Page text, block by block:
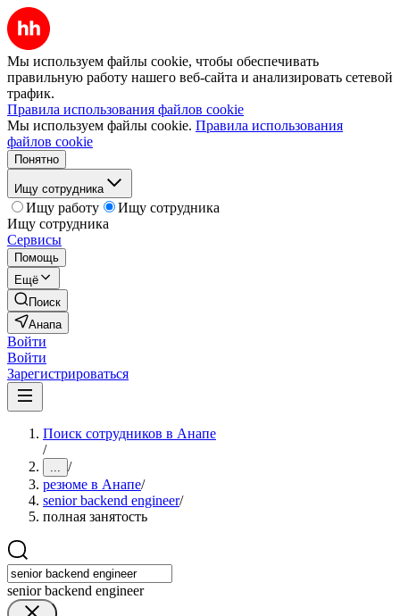
Мы используем файлы cookie, чтобы обеспечивать
правильную работу нашего веб-сайта и анализировать сетевой
трафик.
Правила использования файлов cookie
Мы используем файлы cookie. Правила использования
файлов cookie
Понятно
Ищу сотрудника
Ищу работу
Ищу сотрудника
Ищу сотрудника
Сервисы
Помощь
Ещё
Поиск
Анапа
Войти
Войти
Зарегистрироваться
Поиск сотрудников в Анапе
/
... /
резюме в Анапе/
senior backend engineer/
полная занятость
senior backend engineer